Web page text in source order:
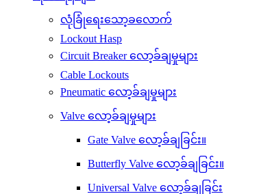
လုံခြုံရေးသော့ခလောက်
Lockout Hasp
Circuit Breaker လော့ခ်ချမှုများ
Cable Lockouts
Pneumatic လော့ခ်ချမှုများ
Valve လော့ခ်ချမှုများ
Gate Valve လော့ခ်ချခြင်း။
Butterfly Valve လော့ခ်ချခြင်း။
Universal Valve လော့ခ်ချခြင်း